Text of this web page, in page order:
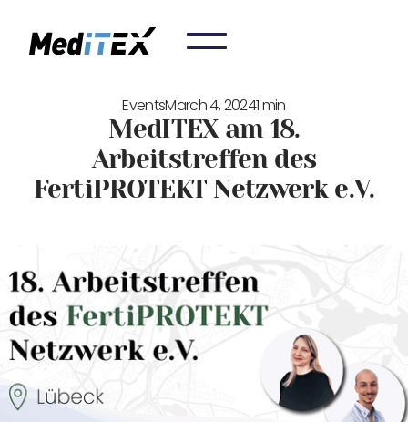
EventsMarch 4, 20241 min
MedITEX am 18.
Arbeitstreffen des
FertiPROTEKT Netzwerk e.V.